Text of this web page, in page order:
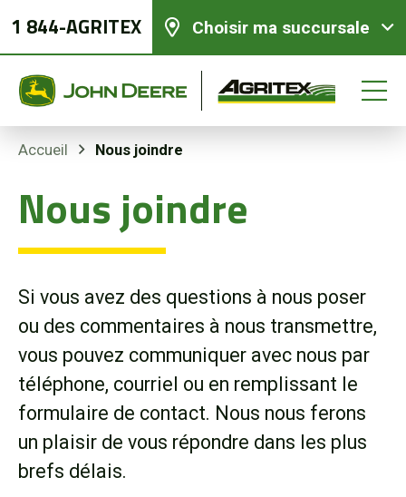
1 844-AGRITEX Choisir ma succursale
Accueil Nous joindre
Nous joindre
Si vous avez des questions à nous poser
ou des commentaires à nous transmettre,
vous pouvez communiquer avec nous par
téléphone, courriel ou en remplissant le
formulaire de contact. Nous nous ferons
un plaisir de vous répondre dans les plus
brefs délais.
Équipements neufs
Pièces et services
Agriculture de précision
Boutique